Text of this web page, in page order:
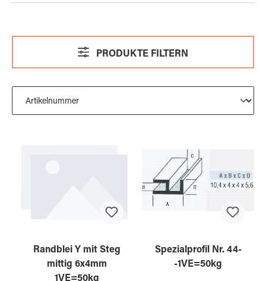
PRODUKTE FILTERN
Randblei Y mit Steg
mittig 6x4mm
1VE=50kg
Spezialprofil Nr. 44-
-1VE=50kg